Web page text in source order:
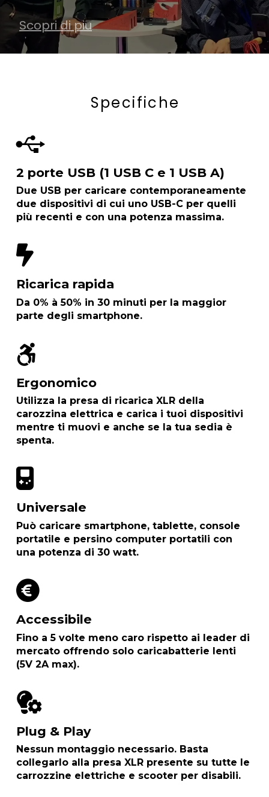
Scopri di piu
Scopri di piu
Acquisita
Specifiche
2 porte USB (1 USB C e 1 USB A)
Due USB per caricare contemporaneamente
due dispositivi di cui uno USB-Cper quelli
più recenti e con una potenza massima.
Ricarica rapida
Da 0% à 50% in 30 minuti per la maggior
parte degli smartphone.
Ergonomico
Utilizza la presa di ricarica XLR della
carozzina elettrica e carica i tuoi dispositivi
mentre ti muovi e anche se la tua sedia è
spenta.
Universale
Può caricare smartphone, tablette, console
portatile e persino computer portatili con
una potenza di 30 watt.
Accessibile
Fino a 5 volte meno caro rispetto ai leader di
mercatooffrendo solo caricabatterie lenti
(5V 2A max).
Plug & Play
Nessun montaggio necessario. Basta
collegarlo alla presa XLRpresente su tutte le
carrozzine elettriche e scooter per disabili.